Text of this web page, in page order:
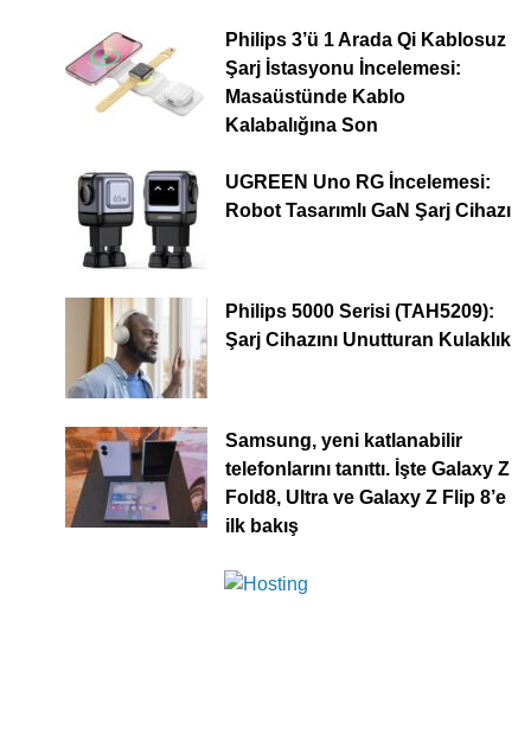
Philips 3’ü 1 Arada Qi Kablosuz
Şarj İstasyonu İncelemesi:
Masaüstünde Kablo
Kalabalığına Son
UGREEN Uno RG İncelemesi:
Robot Tasarımlı GaN Şarj Cihazı
Philips 5000 Serisi (TAH5209):
Şarj Cihazını Unutturan Kulaklık
Samsung, yeni katlanabilir
telefonlarını tanıttı. İşte Galaxy Z
Fold8, Ultra ve Galaxy Z Flip 8’e
ilk bakış